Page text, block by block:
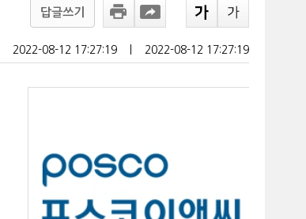
답글쓰기
2022-08-12 17:27:19 2022-08-12 17:27:19